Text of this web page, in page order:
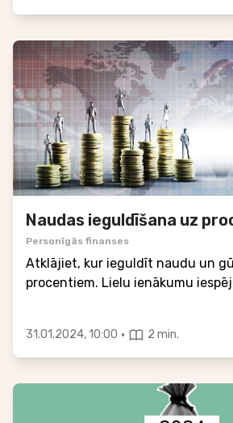
Naudas ieguldīšana uz
Personīgās finanses
Atklājiet, kur ieguldīt naudu un
procentiem. Lielu ienākumu
31.01.2024, 10:00 · 2 min.